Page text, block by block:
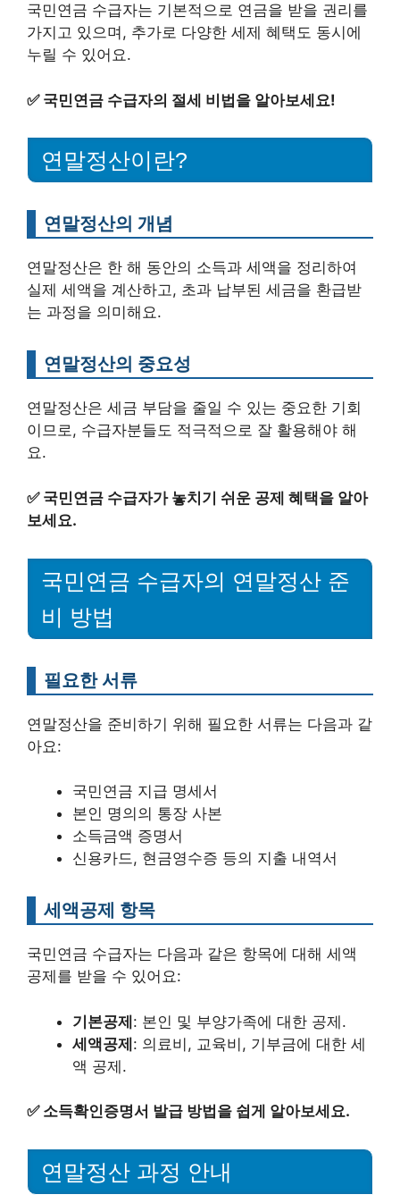
국민연금 수급자는 기본적으로 연금을 받을 권리를
가지고 있으며, 추가로 다양한 세제 혜택도 동시에
누릴 수 있어요.
✅ 국민연금 수급자의 절세 비법을 알아보세요!
연말정산이란?
연말정산의 개념
연말정산은 한 해 동안의 소득과 세액을 정리하여
실제 세액을 계산하고, 초과 납부된 세금을 환급받
는 과정을 의미해요.
연말정산의 중요성
연말정산은 세금 부담을 줄일 수 있는 중요한 기회
이므로, 수급자분들도 적극적으로 잘 활용해야 해
요.
✅ 국민연금 수급자가 놓치기 쉬운 공제 혜택을 알아
보세요.
국민연금 수급자의 연말정산 준
비 방법
필요한 서류
연말정산을 준비하기 위해 필요한 서류는 다음과 같
아요:
국민연금 지급 명세서
본인 명의의 통장 사본
소득금액 증명서
신용카드, 현금영수증 등의 지출 내역서
세액공제 항목
국민연금 수급자는 다음과 같은 항목에 대해 세액
공제를 받을 수 있어요:
기본공제: 본인 및 부양가족에 대한 공제.
세액공제: 의료비, 교육비, 기부금에 대한 세
액 공제.
✅ 소득확인증명서 발급 방법을 쉽게 알아보세요.
연말정산 과정 안내